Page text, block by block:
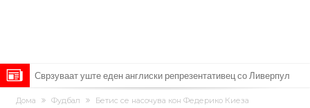
Сврзуваат уште еден англиски репрезентативец со Ливерпул
Замена за Влаховиќ: Напаѓачот на Манчестер доаѓа во Јувентус!
Дома Фудбал Бетис се насочува кон Федерико Киеза